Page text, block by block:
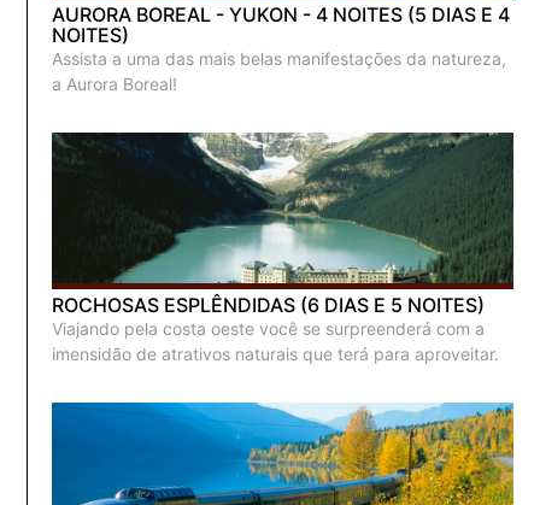
AURORA BOREAL - YUKON - 4 NOITES (5 DIAS E 4
NOITES)
Assista a uma das mais belas manifestações da natureza,
a Aurora Boreal!
ROCHOSAS ESPLÊNDIDAS (6 DIAS E 5 NOITES)
Viajando pela costa oeste você se surpreenderá com a
imensidão de atrativos naturais que terá para aproveitar.